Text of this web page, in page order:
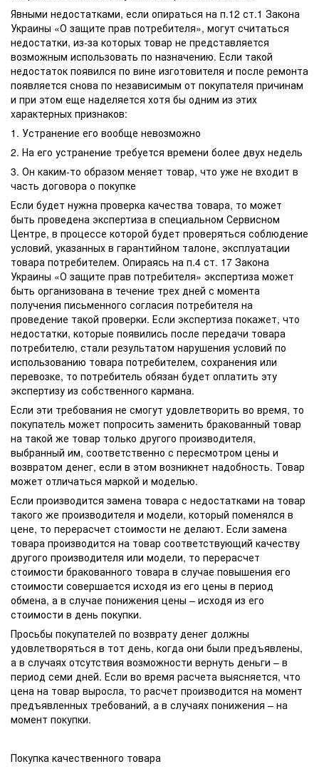
Явными недостатками, если опираться на п.12 ст.1 Закона
Украины «О защите прав потребителя», могут считаться
недостатки, из-за которых товар не представляется
возможным использовать по назначению. Если такой
недостаток появился по вине изготовителя и после ремонта
появляется снова по независимым от покупателя причинам
и при этом еще наделяется хотя бы одним из этих
характерных признаков:
1. Устранение его вообще невозможно
2. На его устранение требуется времени более двух недель
3. Он каким-то образом меняет товар, что уже не входит в
часть договора о покупке
Если будет нужна проверка качества товара, то может
быть проведена экспертиза в специальном Сервисном
Центре, в процессе которой будет проверяться соблюдение
условий, указанных в гарантийном талоне, эксплуатации
товара потребителем. Опираясь на п.4 ст. 17 Закона
Украины «О защите прав потребителя» экспертиза может
быть организована в течение трех дней с момента
получения письменного согласия потребителя на
проведение такой проверки. Если экспертиза покажет, что
недостатки, которые появились после передачи товара
потребителю, стали результатом нарушения условий по
использованию товара потребителем, сохранения или
перевозке, то потребитель обязан будет оплатить эту
экспертизу из собственного кармана.
Если эти требования не смогут удовлетворить во время, то
покупатель может попросить заменить бракованный товар
на такой же товар только другого производителя,
выбранный им, соответственно с пересмотром цены и
возвратом денег, если в этом возникнет надобность. Товар
может отличаться маркой и моделью.
Если производится замена товара с недостатками на товар
такого же производителя и модели, который поменялся в
цене, то перерасчет стоимости не делают. Если замена
товара производится на товар соответствующий качеству
другого производителя или модели, то перерасчет
стоимости бракованного товара в случае повышения его
стоимости совершается исходя из его цены в период
обмена, а в случае понижения цены – исходя из его
стоимости в день покупки.
Просьбы покупателей по возврату денег должны
удовлетворяться в тот день, когда они были предъявлены,
а в случаях отсутствия возможности вернуть деньги – в
период семи дней. Если во время расчета выясняется, что
цена на товар выросла, то расчет производится на момент
предъявленных требований, а в случаях понижения – на
момент покупки.
Покупка качественного товара